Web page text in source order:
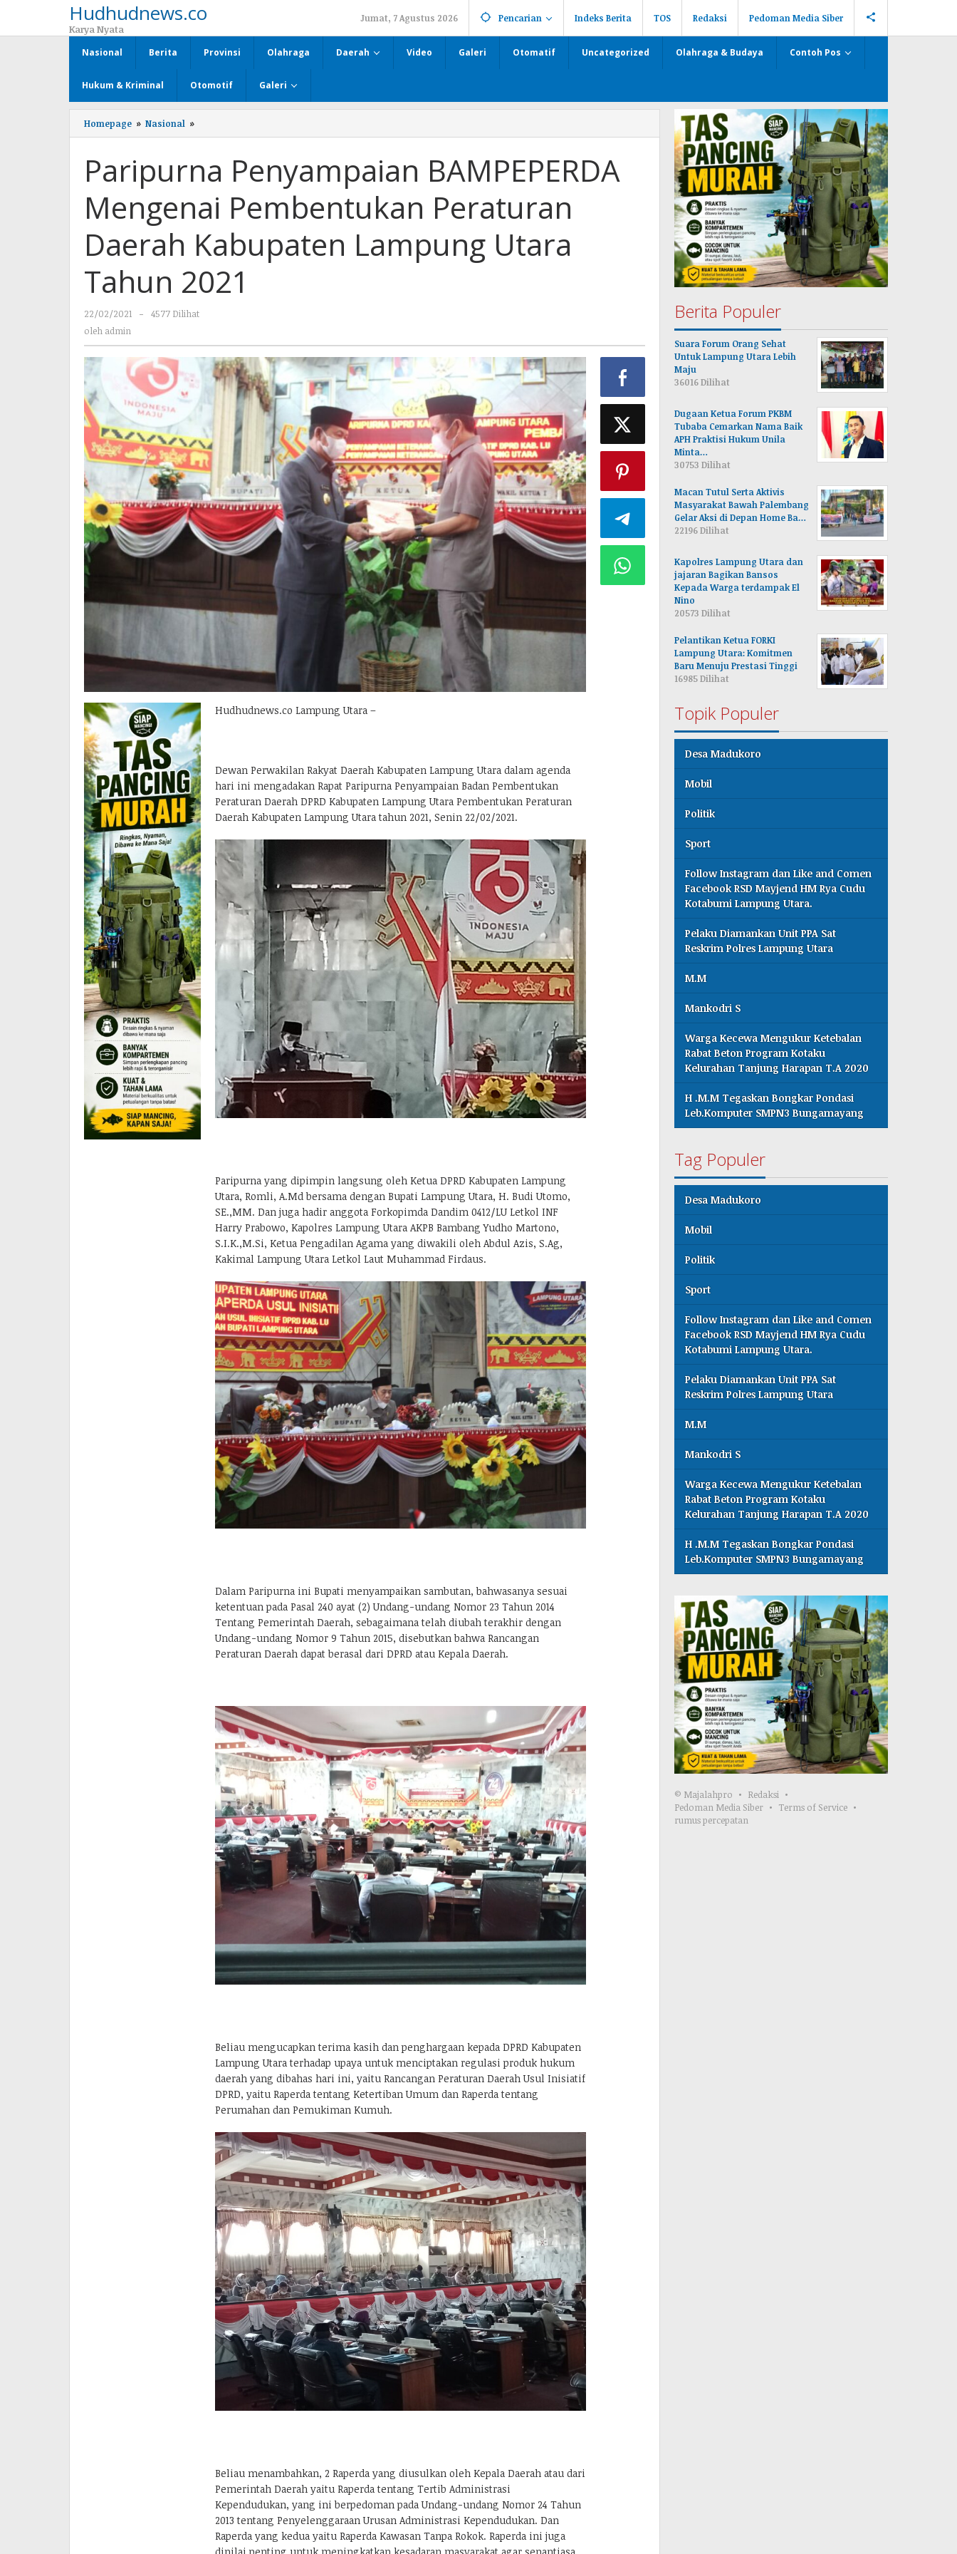
Hudhudnews.co
Karya Nyata
Jumat, 7 Agustus 2026 Pencarian Indeks Berita TOS Redaksi Pedoman Media Siber
Nasional Berita Provinsi Olahraga Daerah Video Galeri Otomatif Uncategorized Olahraga & Budaya Contoh Pos
Hukum & Kriminal Otomotif Galeri
Homepage » Nasional »
Penyampaian
Mengenai
Pembentukan
Daerah
Kabupaten
Utara
Tahun
Paripurna Penyampaian BAMPEPERDA
Mengenai Pembentukan Peraturan
Daerah Kabupaten Lampung Utara
Tahun 2021
22/02/2021
oleh
-
4577 Dilihat
oleh admin
Hudhudnews.co Lampung Utara –
Dewan Perwakilan Rakyat Daerah Kabupaten Lampung Utara dalam agenda
hari ini mengadakan Rapat Paripurna Penyampaian Badan Pembentukan
Peraturan Daerah DPRD Kabupaten Lampung Utara Pembentukan Peraturan
Daerah Kabupaten Lampung Utara tahun 2021, Senin 22/02/2021.
Paripurna yang dipimpin langsung oleh Ketua DPRD Kabupaten Lampung
Utara, Romli, A.Md bersama dengan Bupati Lampung Utara, H. Budi Utomo,
SE.,MM. Dan juga hadir anggota Forkopimda Dandim 0412/LU Letkol INF
Harry Prabowo, Kapolres Lampung Utara AKPB Bambang Yudho Martono,
S.I.K.,M.Si, Ketua Pengadilan Agama yang diwakili oleh Abdul Azis, S.Ag,
Kakimal Lampung Utara Letkol Laut Muhammad Firdaus.
Dalam Paripurna ini Bupati menyampaikan sambutan, bahwasanya sesuai
ketentuan pada Pasal 240 ayat (2) Undang-undang Nomor 23 Tahun 2014
Tentang Pemerintah Daerah, sebagaimana telah diubah terakhir dengan
Undang-undang Nomor 9 Tahun 2015, disebutkan bahwa Rancangan
Peraturan Daerah dapat berasal dari DPRD atau Kepala Daerah.
Beliau mengucapkan terima kasih dan penghargaan kepada DPRD Kabupaten
Lampung Utara terhadap upaya untuk menciptakan regulasi produk hukum
daerah yang dibahas hari ini, yaitu Rancangan Peraturan Daerah Usul Inisiatif
DPRD, yaitu Raperda tentang Ketertiban Umum dan Raperda tentang
Perumahan dan Pemukiman Kumuh.
Beliau menambahkan, 2 Raperda yang diusulkan oleh Kepala Daerah atau dari
Pemerintah Daerah yaitu Raperda tentang Tertib Administrasi
Kependudukan, yang ini berpedoman pada Undang-undang Nomor 24 Tahun
2013 tentang Penyelenggaraan Urusan Administrasi Kependudukan. Dan
Raperda yang kedua yaitu Raperda Kawasan Tanpa Rokok. Raperda ini juga
dinilai penting untuk meningkatkan kesadaran masyarakat agar senantiasa
Berita Populer
Suara Forum Orang Sehat
Untuk Lampung Utara Lebih
Maju
36016 Dilihat
Dugaan Ketua Forum PKBM
Tubaba Cemarkan Nama Baik
APH Praktisi Hukum Unila
Minta…
30753 Dilihat
Macan Tutul Serta Aktivis
Masyarakat Bawah Palembang
Gelar Aksi di Depan Home Ba…
22196 Dilihat
Kapolres Lampung Utara dan
jajaran Bagikan Bansos
Kepada Warga terdampak El
Nino
20573 Dilihat
Pelantikan Ketua FORKI
Lampung Utara: Komitmen
Baru Menuju Prestasi Tinggi
16985 Dilihat
Topik Populer
Desa Madukoro
Mobil
Politik
Sport
Follow Instagram dan Like and Comen
Facebook RSD Mayjend HM Rya Cudu
Kotabumi Lampung Utara.
Pelaku Diamankan Unit PPA Sat
Reskrim Polres Lampung Utara
M.M
Mankodri S
Warga Kecewa Mengukur Ketebalan
Rabat Beton Program Kotaku
Kelurahan Tanjung Harapan T.A 2020
H .M.M Tegaskan Bongkar Pondasi
Leb.Komputer SMPN3 Bungamayang
Tag Populer
Desa Madukoro
Mobil
Politik
Sport
Follow Instagram dan Like and Comen
Facebook RSD Mayjend HM Rya Cudu
Kotabumi Lampung Utara.
Pelaku Diamankan Unit PPA Sat
Reskrim Polres Lampung Utara
M.M
Mankodri S
Warga Kecewa Mengukur Ketebalan
Rabat Beton Program Kotaku
Kelurahan Tanjung Harapan T.A 2020
H .M.M Tegaskan Bongkar Pondasi
Leb.Komputer SMPN3 Bungamayang
© Majalahpro
Redaksi
Pedoman Media Siber
Terms of Service
rumus percepatan